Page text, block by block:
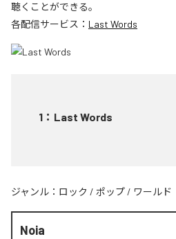
聴くことができる。
各配信サービス： Last Words
1 ： Last Words
ジャンル： ロック / ポップ / ワールド
Noia